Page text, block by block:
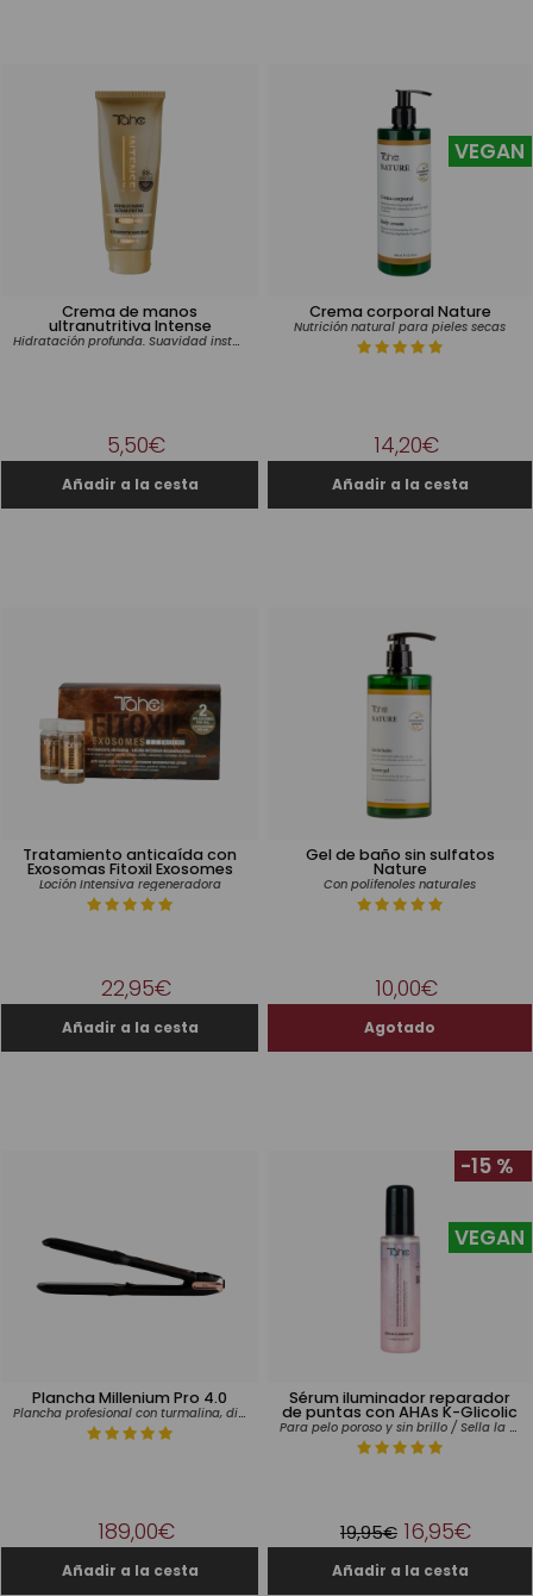
Crema de manos
ultranutritiva Intense
Hidratación profunda. Suavidad instantánea.
5,50€
Crema corporal Nature
Nutrición natural para pieles secas
VEGAN
14,20€
Tratamiento anticaída con
Exosomas Fitoxil Exosomes
Loción Intensiva regeneradora
22,95€
Gel de baño sin sulfatos
Nature
Con polifenoles naturales
10,00€
Plancha Millenium Pro 4.0
Plancha profesional con turmalina, diamante y revestimiento cerámico
189,00€
Sérum iluminador reparador
de puntas con AHAs K-Glicolic
Para pelo poroso y sin brillo / Sella la fibra capilar / Sin aclarado
VEGAN
-15 %
19,95€ 16,95€